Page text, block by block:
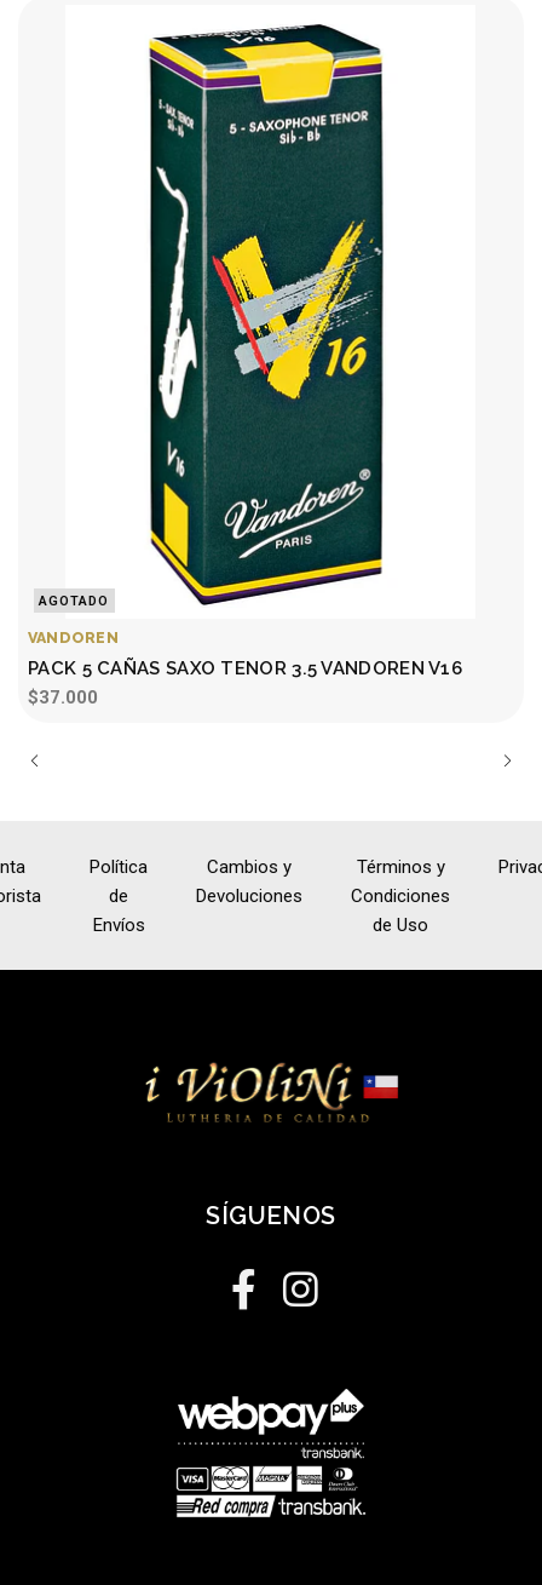
AGOTADO
VANDOREN
PACK 5 CAÑAS SAXO TENOR 3.5 VANDOREN V16
$37.000
Política
de
Envíos
Cambios y
Devoluciones
Términos y
Condiciones
de Uso
SÍGUENOS